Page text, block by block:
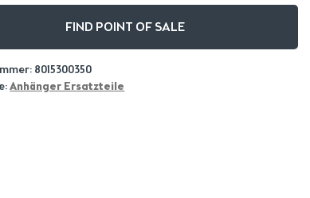
FIND POINT OF SALE
8015300350
Anhänger Ersatzteile